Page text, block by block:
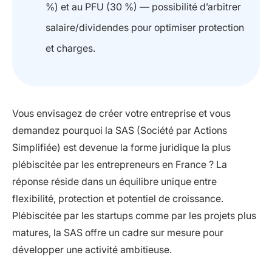
%) et au PFU (30 %) — possibilité d’arbitrer
salaire/dividendes pour optimiser protection
et charges.
Vous envisagez de créer votre entreprise et vous
demandez pourquoi la SAS (Société par Actions
Simplifiée) est devenue la forme juridique la plus
plébiscitée par les entrepreneurs en France ? La
réponse réside dans un équilibre unique entre
flexibilité, protection et potentiel de croissance.
Plébiscitée par les startups comme par les projets plus
matures, la SAS offre un cadre sur mesure pour
développer une activité ambitieuse.